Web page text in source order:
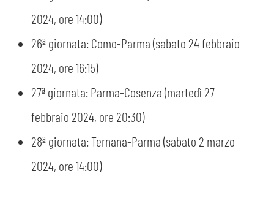
2024, ore 14:00)
26ª giornata: Como-Parma (sabato 24 febbraio
2024, ore 16:15)
27ª giornata: Parma-Cosenza (martedì 27
febbraio 2024, ore 20:30)
28ª giornata: Ternana-Parma (sabato 2 marzo
2024, ore 14:00)